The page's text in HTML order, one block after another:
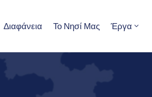
Διαφάνεια Το Νησί Μας Έργα